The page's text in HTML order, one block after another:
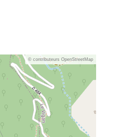
© contributeurs OpenStreetMap